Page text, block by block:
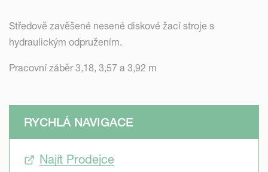
Středově zavěšené nesené diskové žací stroje s
hydraulickým odpružením.
Pracovní záběr 3,18, 3,57 a 3,92 m
RYCHLÁ NAVIGACE
Najít Prodejce